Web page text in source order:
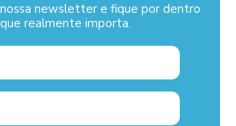
newsletter e fique por dentro
realmente importa.